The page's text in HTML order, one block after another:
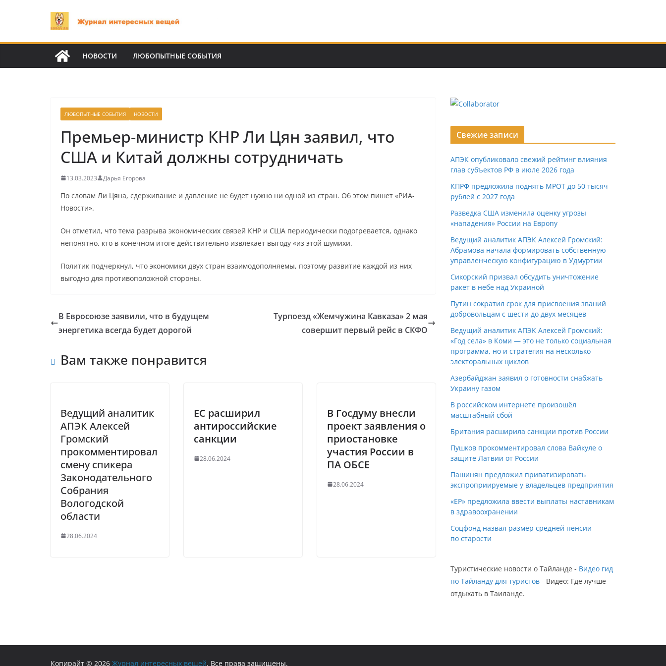
НОВОСТИ ЛЮБОПЫТНЫЕ СОБЫТИЯ
ЛЮБОПЫТНЫЕ СОБЫТИЯ НОВОСТИ
Премьер-министр КНР Ли Цян заявил, что
США и Китай должны сотрудничать
13.03.2023 Дарья Егорова
По словам Ли Цяна, сдерживание и давление не будет нужно ни одной из стран. Об этом пишет «РИА-
Новости».
Он отметил, что тема разрыва экономических связей КНР и США периодически подогревается, однако
непонятно, кто в конечном итоге действительно извлекает выгоду «из этой шумихи.
Политик подчеркнул, что экономики двух стран взаимодополняемы, поэтому развитие каждой из них
выгодно для противоположной стороны.
В Евросоюзе заявили, что в будущем
энергетика всегда будет дорогой
Турпоезд «Жемчужина Кавказа» 2 мая
совершит первый рейс в СКФО
Вам также понравится
Ведущий аналитик
АПЭК Алексей
Громский
прокомментировал
смену спикера
Законодательного
Собрания
Вологодской
области
28.06.2024
ЕС расширил
антироссийские
санкции
28.06.2024
В Госдуму внесли
проект заявления о
приостановке
участия России в
ПА ОБСЕ
28.06.2024
Свежие записи
АПЭК опубликовало свежий рейтинг влияния
глав субъектов РФ в июле 2026 года
КПРФ предложила поднять МРОТ до 50 тысяч
рублей с 2027 года
Разведка США изменила оценку угрозы
«нападения» России на Европу
Ведущий аналитик АПЭК Алексей Громский:
Абрамова начала формировать собственную
управленческую конфигурацию в Удмуртии
Сикорский призвал обсудить уничтожение
ракет в небе над Украиной
Путин сократил срок для присвоения званий
добровольцам с шести до двух месяцев
Ведущий аналитик АПЭК Алексей Громский:
«Год села» в Коми — это не только социальная
программа, но и стратегия на несколько
электоральных циклов
Азербайджан заявил о готовности снабжать
Украину газом
В российском интернете произошёл
масштабный сбой
Британия расширила санкции против России
Пушков прокомментировал слова Вайкуле о
защите Латвии от России
Пашинян предложил приватизировать
экспроприируемые у владельцев предприятия
«ЕР» предложила ввести выплаты наставникам
в здравоохранении
Соцфонд назвал размер средней пенсии
по старости
Туристические новости о Тайланде - Видео гид
по Тайланду для туристов - Видео: Где лучше
отдыхать в Таиланде.
Копирайт © 2026 Журнал интересных вещей. Все права защищены.